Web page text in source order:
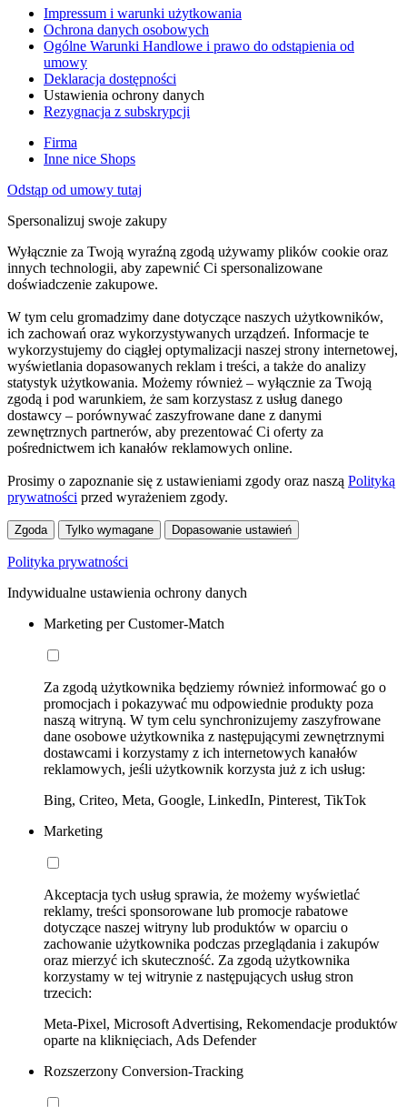
Impressum i warunki użytkowania
Ochrona danych osobowych
Ogólne Warunki Handlowe i prawo do odstąpienia od
umowy
Deklaracja dostępności
Ustawienia ochrony danych
Rezygnacja z subskrypcji
Firma
Inne nice Shops
Odstąp od umowy tutaj
Spersonalizuj swoje zakupy
Wyłącznie za Twoją wyraźną zgodą używamy plików cookie oraz
innych technologii, aby zapewnić Ci spersonalizowane
doświadczenie zakupowe.
W tym celu gromadzimy dane dotyczące naszych użytkowników,
ich zachowań oraz wykorzystywanych urządzeń. Informacje te
wykorzystujemy do ciągłej optymalizacji naszej strony internetowej,
wyświetlania dopasowanych reklam i treści, a także do analizy
statystyk użytkowania. Możemy również – wyłącznie za Twoją
zgodą i pod warunkiem, że sam korzystasz z usług danego
dostawcy – porównywać zaszyfrowane dane z danymi
zewnętrznych partnerów, aby prezentować Ci oferty za
pośrednictwem ich kanałów reklamowych online.
Prosimy o zapoznanie się z ustawieniami zgody oraz naszą Polityką
prywatności przed wyrażeniem zgody.
Zgoda Tylko wymagane Dopasowanie ustawień
Polityka prywatności
Indywidualne ustawienia ochrony danych
Marketing per Customer-Match
Za zgodą użytkownika będziemy również informować go o
promocjach i pokazywać mu odpowiednie produkty poza
naszą witryną. W tym celu synchronizujemy zaszyfrowane
dane osobowe użytkownika z następującymi zewnętrznymi
dostawcami i korzystamy z ich internetowych kanałów
reklamowych, jeśli użytkownik korzysta już z ich usług:
Bing, Criteo, Meta, Google, LinkedIn, Pinterest, TikTok
Marketing
Akceptacja tych usług sprawia, że możemy wyświetlać
reklamy, treści sponsorowane lub promocje rabatowe
dotyczące naszej witryny lub produktów w oparciu o
zachowanie użytkownika podczas przeglądania i zakupów
oraz mierzyć ich skuteczność. Za zgodą użytkownika
korzystamy w tej witrynie z następujących usług stron
trzecich:
Meta-Pixel, Microsoft Advertising, Rekomendacje produktów
oparte na kliknięciach, Ads Defender
Rozszerzony Conversion-Tracking